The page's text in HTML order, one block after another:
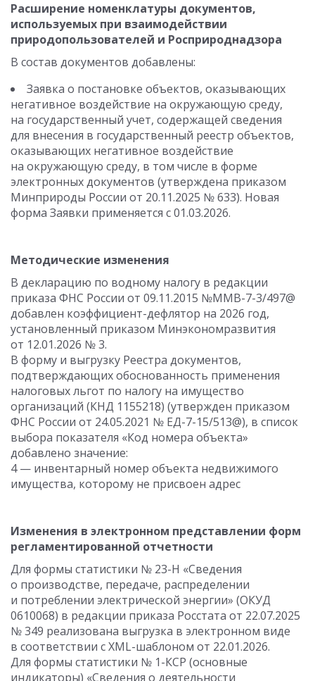
Расширение номенклатуры документов,
используемых при взаимодействии
природопользователей и Росприроднадзора
В состав документов добавлены:
Заявка о постановке объектов, оказывающих
негативное воздействие на окружающую среду,
на государственный учет, содержащей сведения
для внесения в государственный реестр объектов,
оказывающих негативное воздействие
на окружающую среду, в том числе в форме
электронных документов (утверждена приказом
Минприроды России от 20.11.2025 № 633). Новая
форма Заявки применяется с 01.03.2026.
Методические изменения
В декларацию по водному налогу в редакции
приказа ФНС России от 09.11.2015 №ММВ-7-3/497@
добавлен коэффициент-дефлятор на 2026 год,
установленный приказом Минэкономразвития
от 12.01.2026 № 3.
В форму и выгрузку Реестра документов,
подтверждающих обоснованность применения
налоговых льгот по налогу на имущество
организаций (КНД 1155218) (утвержден приказом
ФНС России от 24.05.2021 № ЕД-7-15/513@), в список
выбора показателя «Код номера объекта»
добавлено значение:
4 — инвентарный номер объекта недвижимого
имущества, которому не присвоен адрес
Изменения в электронном представлении форм
регламентированной отчетности
Для формы статистики № 23-Н «Сведения
о производстве, передаче, распределении
и потреблении электрической энергии» (ОКУД
0610068) в редакции приказа Росстата от 22.07.2025
№ 349 реализована выгрузка в электронном виде
в соответствии с XML-шаблоном от 22.01.2026.
Для формы статистики № 1-КСР (основные
индикаторы) «Сведения о деятельности